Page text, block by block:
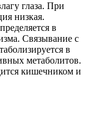
глаза. При
низкая.
в
Связывание с
в
метаболитов.
кишечником и